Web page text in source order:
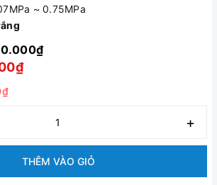
~ 0.75MPa
+
THÊM VÀO GIỎ